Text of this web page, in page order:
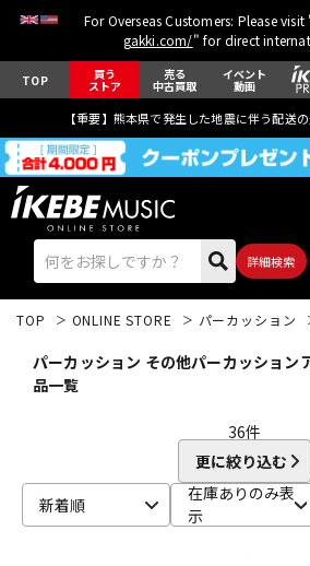
For Overseas Customers: Please visit
gakki.com/" for direct
TOP 買う
ストア
売る
中古買取
イベント
動画
【重要】熊本県で発生した地震に伴う配送
詳細検索
ベース
TOP ONLINE STORE パーカッション
パーカッション その他パーカッション
品一覧
36件
更に絞り込む
新着順
在庫ありのみ表
示